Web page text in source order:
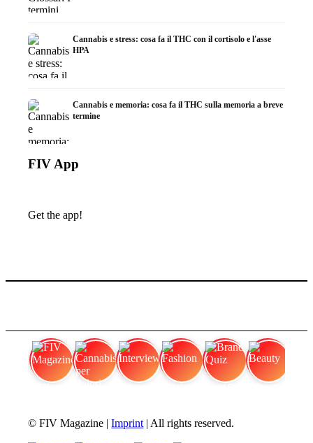
Cannabis e stress: cosa fa il THC con il cortisolo e l'asse
HPA
Cannabis e memoria: cosa fa il THC sulla memoria a breve
termine
FIV App
Get the app!
© FIV Magazine |Imprint | All rights reserved.